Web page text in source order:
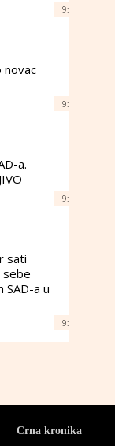
9:
novac
9:
a.
9:
sati
sebe
SAD-a u
9:
Crna kronika